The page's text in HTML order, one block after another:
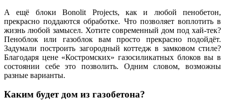
А ещё блоки Bonolit Projects, как и любой пенобетон,
прекрасно поддаются обработке. Что позволяет воплотить в
жизнь любой замысел. Хотите современный дом под хай-тек?
Пеноблок или газоблок вам просто прекрасно подойдёт.
Задумали построить загородный коттедж в замковом стиле?
Благодаря цене «Костромских» газосиликатных блоков вы в
состоянии себе это позволить. Одним словом, возможны
разные варианты.
Каким будет дом из газобетона?